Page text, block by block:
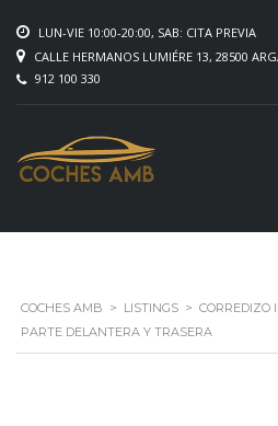
LUN-VIE 10:00-20:00, SAB: CITA PREVIA
CALLE HERMANOS LUMIÉRE 13, 28500
912 100 330
COCHES AMB > LISTINGS > CORREDIZO
PARTE DELANTERA Y TRASERA